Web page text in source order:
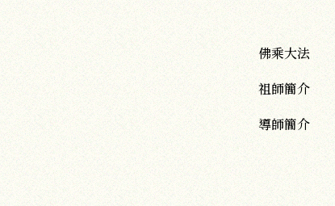
佛乘大法
祖師簡介
導師簡介